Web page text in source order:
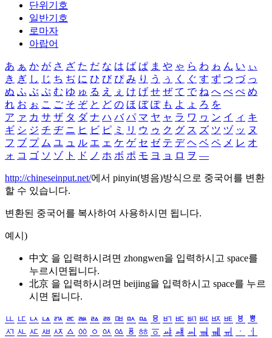
단위기호
일반기호
로마자
아랍어
あ ぁ か が さ ざ た だ な は ば ぱ ま や ゃ ら わ ゎ ん い ぃ
き ぎ し じ ち ぢ に ひ び ぴ み り う ぅ く ぐ す ず つ づ っ
ぬ ふ ぶ ぷ む ゆ ゅ る え ぇ け げ せ ぜ て で ね へ べ ぺ め
れ お ぉ こ ご そ ぞ と ど の ほ ぼ ぽ も よ ょ ろ を
ア ァ カ サ ザ タ ダ ナ ハ バ パ マ ヤ ャ ラ ワ ヮ ン イ ィ キ
ギ シ ジ チ ヂ ニ ヒ ビ ピ ミ リ ウ ゥ ク グ ス ズ ツ ヅ ッ ヌ
フ ブ プ ム ユ ュ ル エ ェ ケ ゲ セ ゼ テ デ ヘ ベ ペ メ レ オ
ォ コ ゴ ソ ゾ ト ド ノ ホ ボ ポ モ ヨ ョ ロ ヲ ―
http://chineseinput.net/에서 pinyin(병음)방식으로 중국어를 변환
할 수 있습니다.
변환된 중국어를 복사하여 사용하시면 됩니다.
예시)
中文 을 입력하시려면 zhongwen을 입력하시고 space를
누르시면됩니다.
北京 을 입력하시려면 beijing을 입력하시고 space를 누르
시면 됩니다.
ㅥ ㅦ ㅧ ㅨ ㅩ ㅪ ㅫ ㅬ ㅭ ㅮ ㅯ ㅰ ㅱ ㅲ ㅳ ㅴ ㅵ ㅶ ㅷ ㅸ
ㅹ
ㅺ ㅻ ㅼ ㅽ ㅾ ㅿ ㆀ ㆁ ㆂ ㆃ ㆄ ㆅ ㆆ ㆇ ㆈ ㆉ ㆊ ㆋ ㆌ ㆍ
ㆎ